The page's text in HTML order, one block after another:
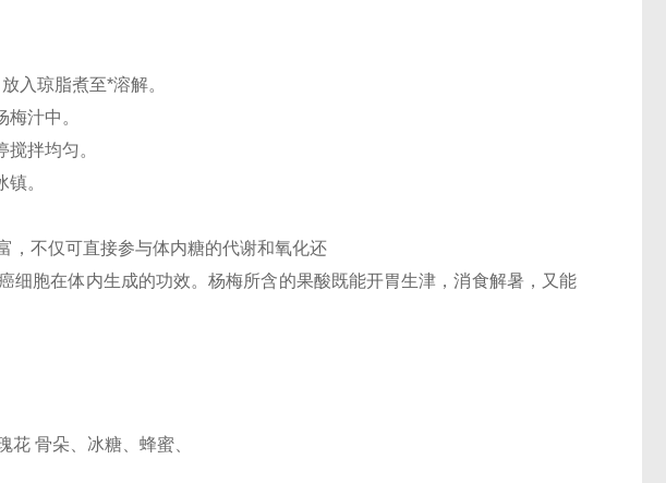
入琼脂煮至*溶解。
汁中。
拌均匀。
。
，不仅可直接参与体内糖的代谢和氧化还
细胞在体内生成的功效。杨梅所含的果酸既能开胃生津，消食解暑，又能
花 骨朵、冰糖、蜂蜜、